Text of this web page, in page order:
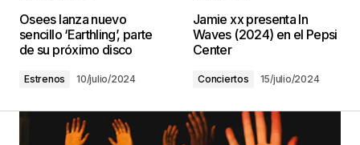
Osees lanza nuevo
sencillo ‘Earthling’, parte
de su próximo disco
Estrenos 10/julio/2024
Jamie xx presenta In
Waves (2024) en el Pepsi
Center
Conciertos 15/julio/2024